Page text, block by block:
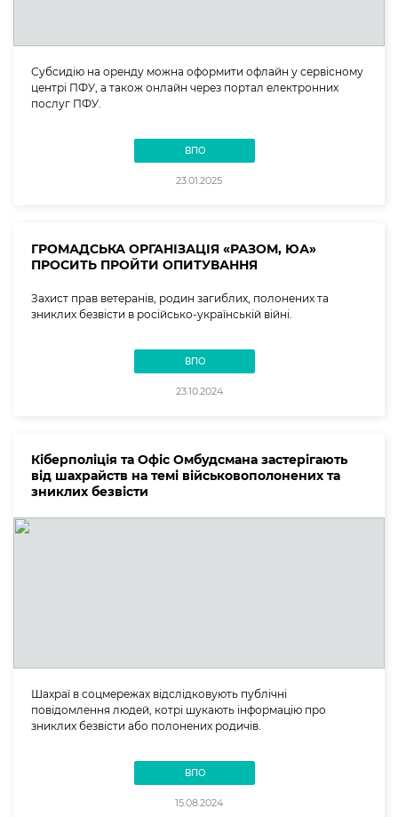
Субсидію на оренду можна оформити офлайн у сервісному
центрі ПФУ, а також онлайн через портал електронних
послуг ПФУ.
ВПО
23.01.2025
ГРОМАДСЬКА ОРГАНІЗАЦІЯ «РАЗОМ, ЮА»
ПРОСИТЬ ПРОЙТИ ОПИТУВАННЯ
Захист прав ветеранів, родин загиблих, полонених та
зниклих безвісти в російсько-українській війні.
ВПО
23.10.2024
Кіберполіція та Офіс Омбудсмана застерігають
від шахрайств на темі військовополонених та
зниклих безвісти
Шахраї в соцмережах відслідковують публічні
повідомлення людей, котрі шукають інформацію про
зниклих безвісти або полонених родичів.
ВПО
15.08.2024